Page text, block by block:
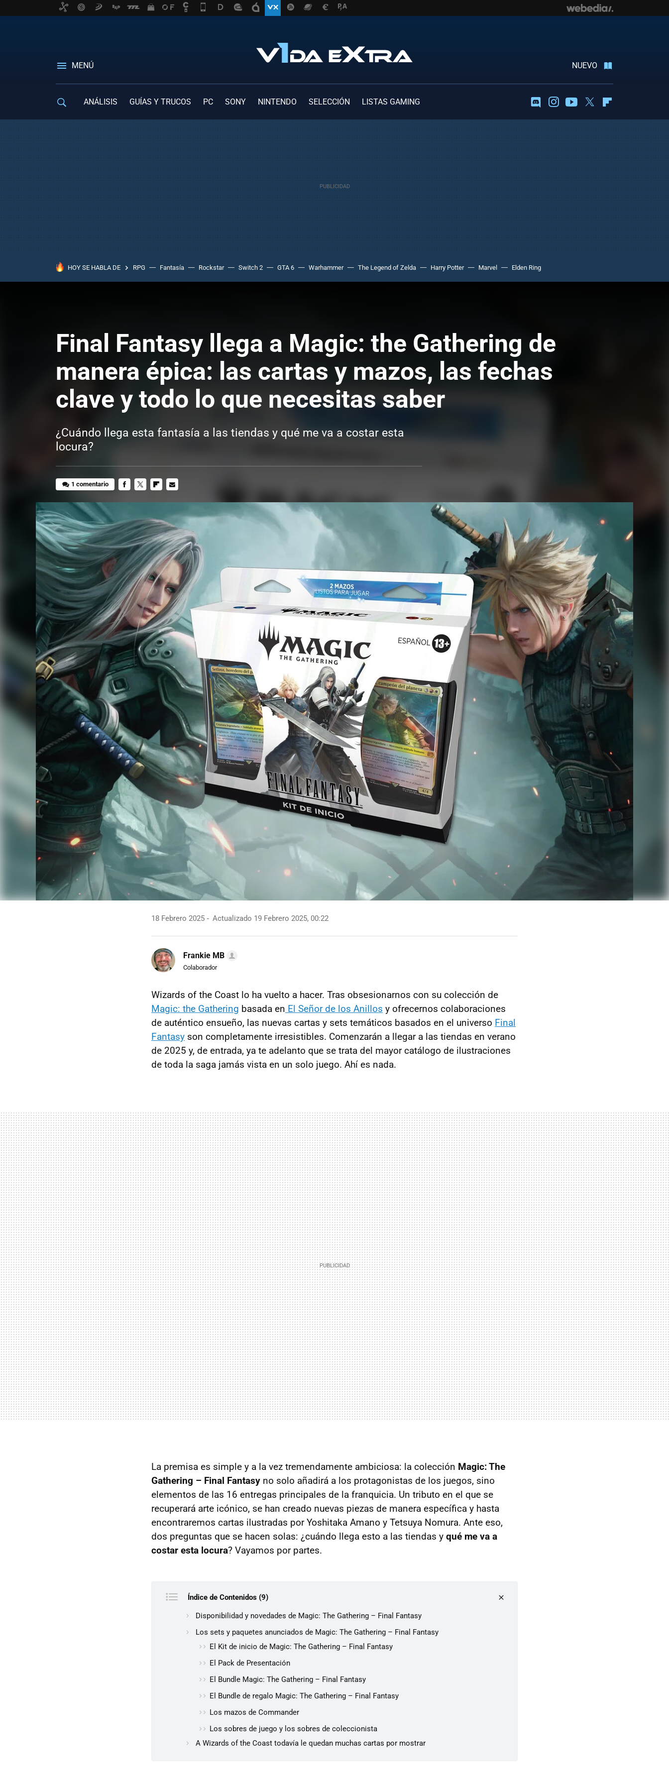
MENÚ NUEVO
ANÁLISIS GUÍAS Y TRUCOS PC SONY NINTENDO SELECCIÓN LISTAS GAMING DiscordInstagramYoutubeTwitter
HOY SE HABLA DE RPG Fantasía Rockstar Switch 2 GTA 6 Warhammer The Legend of Zelda Harry Potter Marvel Elden Ring
Final Fantasy llega a Magic: the Gathering de
manera épica: las cartas y mazos, las fechas
clave y todo lo que necesitas saber
¿Cuándo llega esta fantasía a las tiendas y qué me va a costar esta
locura?
1 comentario
18 Febrero 2025 Actualizado 19 Febrero 2025, 00:22
Frankie MB
Colaborador
Wizards of the Coast lo ha vuelto a hacer. Tras obsesionarnos con su colección de
Magic: the Gathering basada en El Señor de los Anillos y ofrecernos colaboraciones
de auténtico ensueño, las nuevas cartas y sets temáticos basados en el universo Final
Fantasy son completamente irresistibles. Comenzarán a llegar a las tiendas en verano
de 2025 y, de entrada, ya te adelanto que se trata del mayor catálogo de ilustraciones
de toda la saga jamás vista en un solo juego. Ahí es nada.
La premisa es simple y a la vez tremendamente ambiciosa: la colección Magic: The
Gathering – Final Fantasy no solo añadirá a los protagonistas de los juegos, sino
elementos de las 16 entregas principales de la franquicia. Un tributo en el que se
recuperará arte icónico, se han creado nuevas piezas de manera específica y hasta
encontraremos cartas ilustradas por Yoshitaka Amano y Tetsuya Nomura. Ante eso,
dos preguntas que se hacen solas: ¿cuándo llega esto a las tiendas y qué me va a
costar esta locura? Vayamos por partes.
Índice de Contenidos (9)
Disponibilidad y novedades de Magic: The Gathering – Final Fantasy
Los sets y paquetes anunciados de Magic: The Gathering – Final Fantasy
El Kit de inicio de Magic: The Gathering – Final Fantasy
El Pack de Presentación
El Bundle Magic: The Gathering – Final Fantasy
El Bundle de regalo Magic: The Gathering – Final Fantasy
Los mazos de Commander
Los sobres de juego y los sobres de coleccionista
A Wizards of the Coast todavía le quedan muchas cartas por mostrar